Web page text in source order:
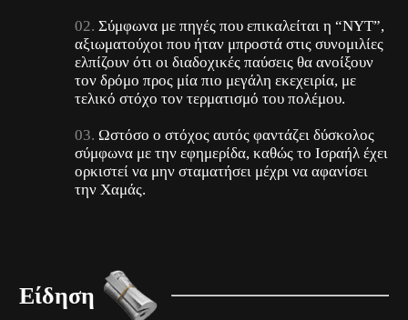
Σύμφωνα με πηγές που επικαλείται η “NYT”,
αξιωματούχοι που ήταν μπροστά στις συνομιλίες
ελπίζουν ότι οι διαδοχικές παύσεις θα ανοίξουν
τον δρόμο προς μία πιο μεγάλη εκεχειρία, με
τελικό στόχο τον τερματισμό του πολέμου.
Ωστόσο ο στόχος αυτός φαντάζει δύσκολος
σύμφωνα με την εφημερίδα, καθώς το Ισραήλ έχει
ορκιστεί να μην σταματήσει μέχρι να αφανίσει
την Χαμάς.
Είδηση